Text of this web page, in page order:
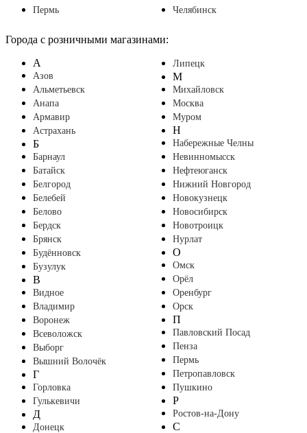
Пермь
Челябинск
Города с розничными магазинами:
А
Азов
Альметьевск
Анапа
Армавир
Астрахань
Б
Барнаул
Батайск
Белгород
Белебей
Белово
Бердск
Брянск
Будённовск
Бузулук
В
Видное
Владимир
Воронеж
Всеволожск
Выборг
Вышний Волочёк
Г
Горловка
Гулькевичи
Д
Донецк
Липецк
М
Михайловск
Москва
Муром
Н
Набережные Челны
Невинномысск
Нефтеюганск
Нижний Новгород
Новокузнецк
Новосибирск
Новотроицк
Нурлат
О
Омск
Орёл
Оренбург
Орск
П
Павловский Посад
Пенза
Пермь
Петропавловск
Пушкино
Р
Ростов-на-Дону
С